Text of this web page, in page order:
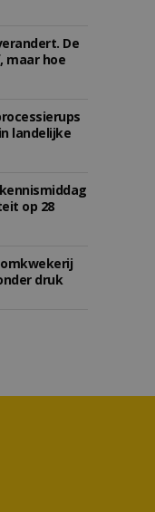
De
maar hoe
landelijke
op 28
druk